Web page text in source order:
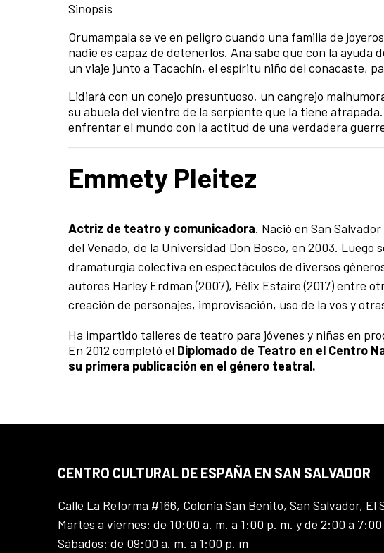
Sinopsis
Orumampala se ve en peligro cuando una familia de
nadie es capaz de detenerlos. Ana sabe que con la ayuda
un viaje junto a Tacachín, el espíritu niño del conacaste,
Lidiará con un conejo presuntuoso, un cangrejo
su abuela del vientre de la serpiente que la tiene
enfrentar el mundo con la actitud de una verdadera
Emmety Pleitez
Actriz de teatro y comunicadora. Nació en San
del Venado, de la Universidad Don Bosco, en 2003.
dramaturgia colectiva en espectáculos de diversos
autores Harley Erdman (2007), Félix Estaire (2017) entre
creación de personajes, improvisación, uso de la vos y
Ha impartido talleres de teatro para jóvenes y niñas en
En 2012 completó el Diplomado de Teatro en el Centro
su primera publicación en el género teatral.
CENTRO CULTURAL DE ESPAÑA EN SAN SALVADOR
Calle La Reforma #166, Colonia San Benito, San Salvador, El
Martes a viernes: de 10:00 a. m. a 1:00 p. m. y de 2:00 a 7:00
Sábados: de 09:00 a. m. a 1:00 p. m